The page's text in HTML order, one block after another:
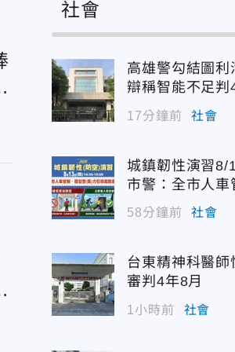
社會
高雄警勾結圖
辯稱智能不足判
17分鐘前 社會
城鎮韌性演習
市警：全市人車
58分鐘前 社會
台東精神科醫
審判4年8月
1小時前 社會